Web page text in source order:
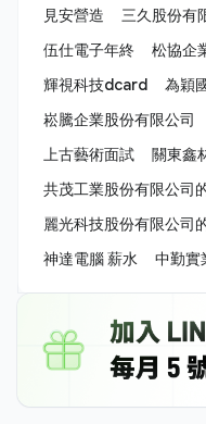
見安營造
三久股份有
伍仕電子年終
松協企
輝視科技dcard
為穎
崧騰企業股份有限公司
上古藝術面試
關東鑫
共茂工業股份有限公司
麗光科技股份有限公司
神達電腦 薪水
中勤實